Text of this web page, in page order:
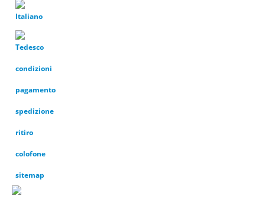
condizioni
pagamento
spedizione
ritiro
colofone
sitemap